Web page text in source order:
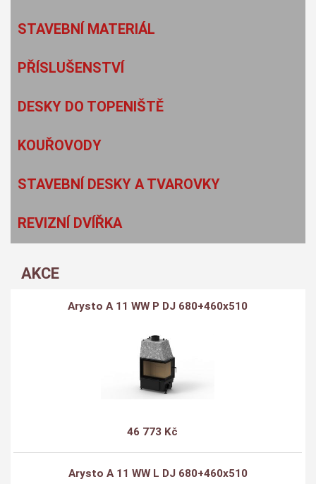
STAVEBNÍ MATERIÁL
PŘÍSLUŠENSTVÍ
DESKY DO TOPENIŠTĚ
KOUŘOVODY
STAVEBNÍ DESKY A TVAROVKY
REVIZNÍ DVÍŘKA
AKCE
Arysto A 11 WW P DJ 680+460x510
46 773 Kč
Arysto A 11 WW L DJ 680+460x510